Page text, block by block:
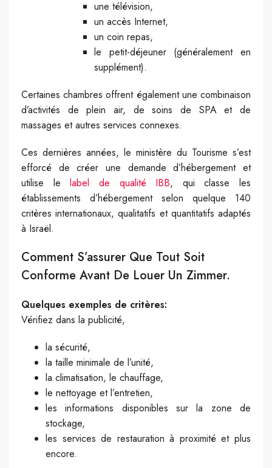
une télévision,
un accès Internet,
un coin repas,
le petit-déjeuner (généralement en
supplément).
Certaines chambres offrent également une combinaison
d’activités de plein air, de soins de SPA et de
massages et autres services connexes.
Ces dernières années, le ministère du Tourisme s’est
efforcé de créer une demande d’hébergement et
utilise lelabel de qualité IBB, qui classe les
établissements d’hébergement selon quelque 140
critères internationaux, qualitatifs et quantitatifs adaptés
à Israël.
Comment S’assurer Que Tout Soit
Conforme Avant De Louer Un Zimmer.
Quelques exemples de critères:
Vérifiez dans la publicité,
la sécurité,
la taille minimale de l’unité,
la climatisation, le chauffage,
le nettoyage et l’entretien,
les informations disponibles sur la zone de
stockage,
les services de restauration à proximité et plus
encore.